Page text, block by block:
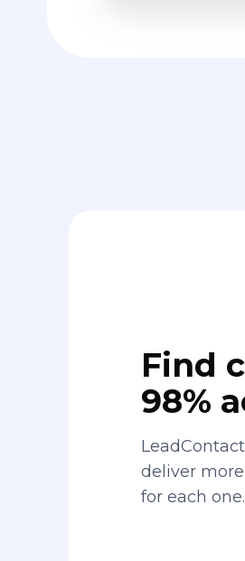
Find
98%
deliver
for each one.